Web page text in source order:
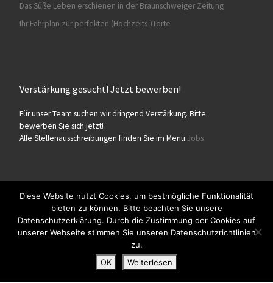
Das Süße Leben erschienen in der Braunschweiger Zeitung
Ihr Fahrplan zur perfekten (Hochzeits-)Torte
Verstärkung gesucht! Jetzt bewerben!
Für unser Team suchen wir dringend Verstärkung. Bitte
bewerben Sie sich jetzt!
Alle Stellenausschreibungen finden Sie im Menü Jobs
© 2026Konditorei Süßes Leben– Alle Rechte vorbehalten
Präsentiert von WP – Entworfen mit demCustomizr-Theme
Diese Website nutzt Cookies, um bestmögliche Funktionalität
bieten zu können. Bitte beachten Sie unsere
Datenschutzerklärung. Durch die Zustimmung der Cookies auf
unserer Webseite stimmen Sie unseren Datenschutzrichtlinien
zu.
OK
Weiterlesen